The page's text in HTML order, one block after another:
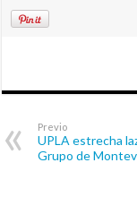
Previo
UPLA estrecha
Grupo de